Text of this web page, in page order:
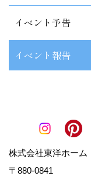
イベント予告
イベント報告
株式会社東洋ホーム
〒880-0841